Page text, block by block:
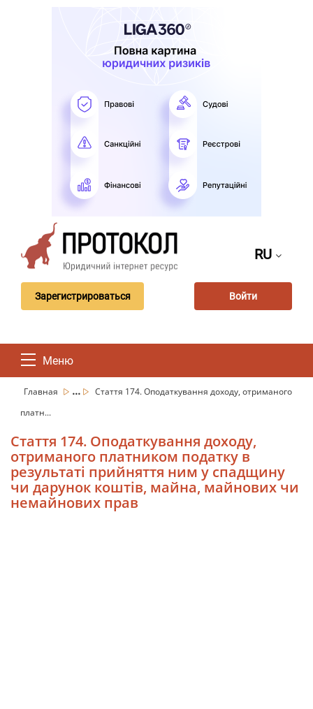
RU
Зарегистрироваться Войти
Меню
Главная ...
Стаття 174. Оподаткування доходу, отриманого
платн...
Стаття 174. Оподаткування доходу,
отриманого платником податку в
результаті прийняття ним у спадщину
чи дарунок коштів, майна, майнових чи
немайнових прав